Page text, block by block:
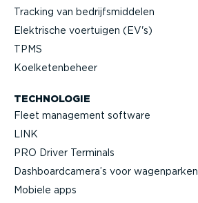
Tracking van bedrijfs­mid­delen
Elektrische voertuigen (EV's)
TPMS
Koelke­ten­beheer
TECHNOLOGIE
Fleet management software
LINK
PRO Driver Terminals
Dashboard­camera’s voor wagenparken
Mobiele apps